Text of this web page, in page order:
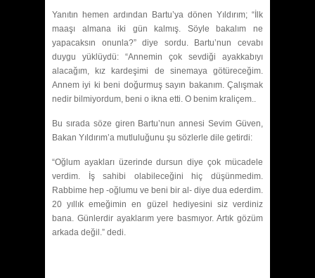
Yanıtın hemen ardından Bartu’ya dönen Yıldırım; “İlk
maaşı almana iki gün kalmış. Söyle bakalım ne
yapacaksın onunla?” diye sordu. Bartu’nun cevabı
duygu yüklüydü: “Annemin çok sevdiği ayakkabıyı
alacağım, kız kardeşimi de sinemaya götüreceğim.
Annem iyi ki beni doğurmuş sayın bakanım. Çalışmak
nedir bilmiyordum, beni o ikna etti. O benim kraliçem..
Bu sırada söze giren Bartu’nun annesi Sevim Güven,
Bakan Yıldırım’a mutluluğunu şu sözlerle dile getirdi:
“Oğlum ayakları üzerinde dursun diye çok mücadele
verdim. İş sahibi olabileceğini hiç düşünmedim.
Rabbime hep -oğlumu ve beni bir al- diye dua ederdim.
20 yıllık emeğimin en güzel hediyesini siz verdiniz
bana. Günlerdir ayaklarım yere basmıyor. Artık gözüm
arkada değil.” dedi.